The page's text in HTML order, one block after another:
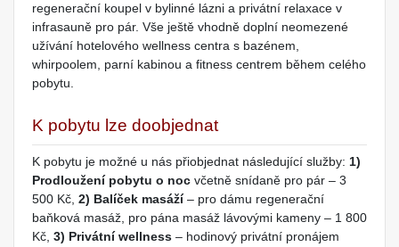
regenerační koupel v bylinné lázni a privátní relaxace v
infrasauně pro pár. Vše ještě vhodně doplní neomezené
užívání hotelového wellness centra s bazénem,
whirpoolem, parní kabinou a fitness centrem během celého
pobytu.
K pobytu lze doobjednat
K pobytu je možné u nás přiobjednat následující služby: 1)
Prodloužení pobytu o noc včetně snídaně pro pár – 3
500 Kč, 2) Balíček masáží– pro dámu regenerační
baňková masáž, pro pána masáž lávovými kameny – 1 800
Kč, 3) Privátní wellness – hodinový privátní pronájem